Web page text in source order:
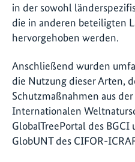
in der sowohl
die in anderen beteiligten
hervorgehoben werden.
Anschließend wurden
die Nutzung dieser Arten,
Schutzmaßnahmen aus
Internationalen
GlobalTreePortal des
GlobUNT des CIFOR-